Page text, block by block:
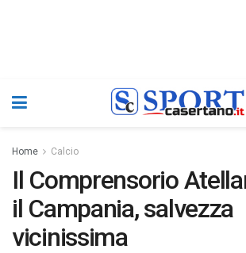
Home Calcio
Il Comprensorio
il Campania, salvezza
vicinissima